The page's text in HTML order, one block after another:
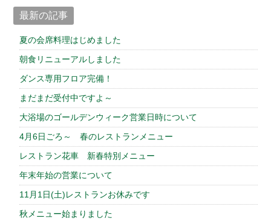
最新の記事
夏の会席料理はじめました
朝食リニューアルしました
ダンス専用フロア完備！
まだまだ受付中ですよ～
大浴場のゴールデンウィーク営業日時について
4月6日ごろ～ 春のレストランメニュー
レストラン花車 新春特別メニュー
年末年始の営業について
11月1日(土)レストランお休みです
秋メニュー始まりました